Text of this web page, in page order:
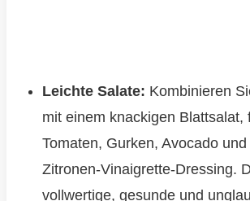
Leichte Salate: Kombinieren
mit einem knackigen Blattsalat,
Tomaten, Gurken, Avocado
Zitronen-Vinaigrette-Dressing.
vollwertige, gesunde und